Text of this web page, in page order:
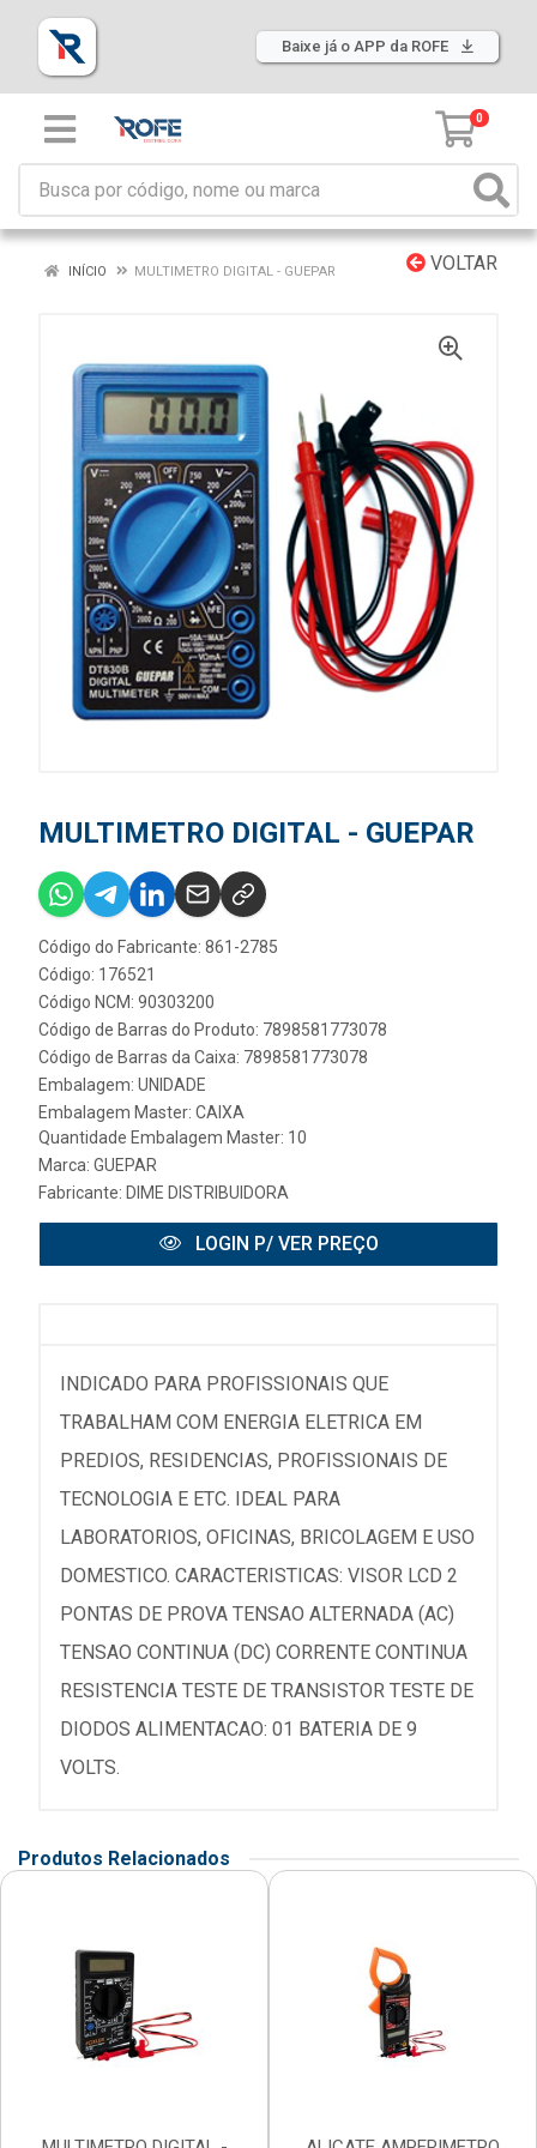
Baixe já o APP da ROFE
0
VOLTAR
INÍCIO MULTIMETRO DIGITAL - GUEPAR
MULTIMETRO DIGITAL - GUEPAR
Código do Fabricante: 861-2785
Código: 176521
Código NCM: 90303200
Código de Barras do Produto: 7898581773078
Código de Barras da Caixa: 7898581773078
Embalagem: UNIDADE
Embalagem Master: CAIXA
Quantidade Embalagem Master: 10
Marca: GUEPAR
Fabricante: DIME DISTRIBUIDORA
LOGIN P/ VER PREÇO
INDICADO PARA PROFISSIONAIS QUE
TRABALHAM COM ENERGIA ELETRICA EM
PREDIOS, RESIDENCIAS, PROFISSIONAIS DE
TECNOLOGIA E ETC. IDEAL PARA
LABORATORIOS, OFICINAS, BRICOLAGEM E USO
DOMESTICO. CARACTERISTICAS: VISOR LCD 2
PONTAS DE PROVA TENSAO ALTERNADA (AC)
TENSAO CONTINUA (DC) CORRENTE CONTINUA
RESISTENCIA TESTE DE TRANSISTOR TESTE DE
DIODOS ALIMENTACAO: 01 BATERIA DE 9
VOLTS.
Produtos Relacionados